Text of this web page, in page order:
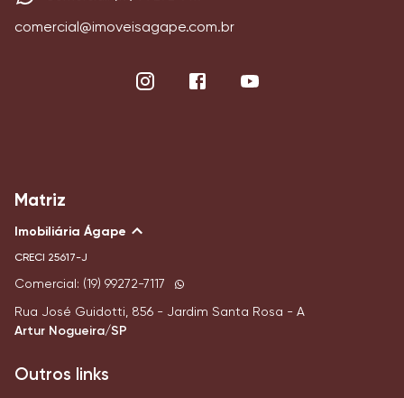
comercial@imoveisagape.com.br
Matriz
Imobiliária Ágape
CRECI 25617-J
Comercial: (19) 99272-7117
Rua José Guidotti, 856 - Jardim Santa Rosa - A
Artur Nogueira/SP
Outros links